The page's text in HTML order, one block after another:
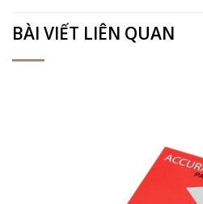
BÀI VIẾT LIÊN QUAN